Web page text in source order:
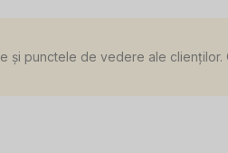
punctele de vedere ale clienților.